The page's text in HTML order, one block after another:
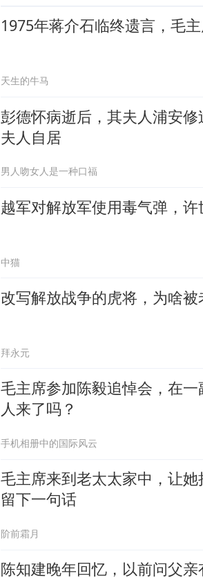
1975年蒋介石临终遗言，毛
天生的牛马
彭德怀病逝后，其夫人浦安
夫人自居
男人吻女人是一种口福
越军对解放军使用毒气弹，
中猫
改写解放战争的虎将，为啥被
拜永元
毛主席参加陈毅追悼会，在
人来了吗？
手机相册中的国际风云
毛主席来到老太太家中，让
留下一句话
阶前霜月
陈知建晚年回忆，以前问父